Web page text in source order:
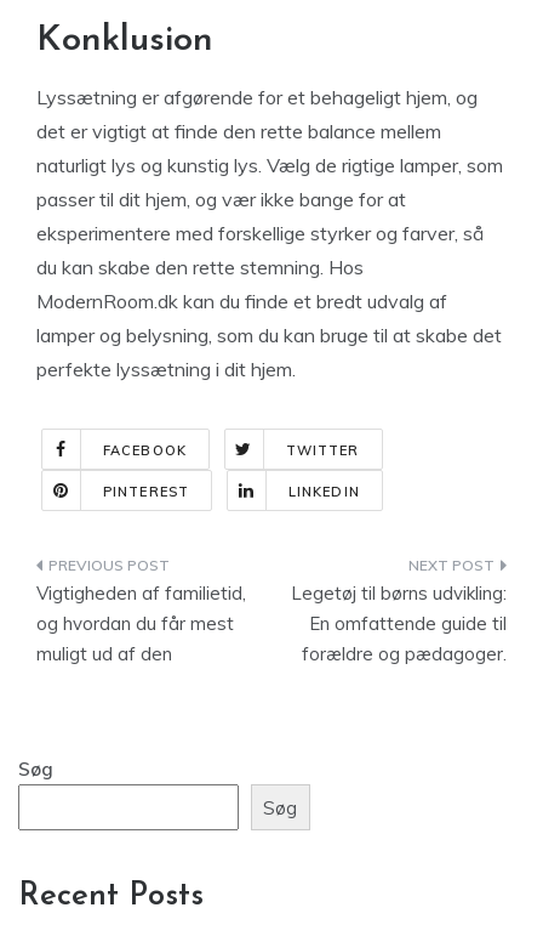
Konklusion
Lyssætning er afgørende for et behageligt hjem, og
det er vigtigt at finde den rette balance mellem
naturligt lys og kunstig lys. Vælg de rigtige lamper, som
passer til dit hjem, og vær ikke bange for at
eksperimentere med forskellige styrker og farver, så
du kan skabe den rette stemning. Hos
ModernRoom.dk kan du finde et bredt udvalg af
lamper og belysning, som du kan bruge til at skabe det
perfekte lyssætning i dit hjem.
FACEBOOK TWITTER
PINTEREST LINKEDIN
Indlægsnavigation
Vigtigheden af familietid,
og hvordan du får mest
muligt ud af den
Legetøj til børns udvikling:
En omfattende guide til
forældre og pædagoger.
Søg
Søg
Recent Posts